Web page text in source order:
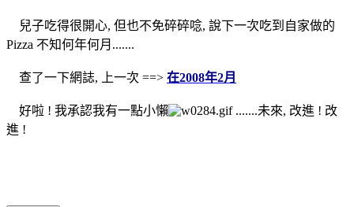
兒子吃得很開心, 但也不免碎碎唸, 說下一次吃到自家做的
Pizza 不知何年何月.......
查了一下網誌, 上一次 ==> 在2008年2月
好啦 ! 我承認我有一點小懶
.......未來, 改進 ! 改
進 !